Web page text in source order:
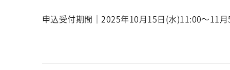
申込受付期間｜2025年10月15日(水)11:00～11